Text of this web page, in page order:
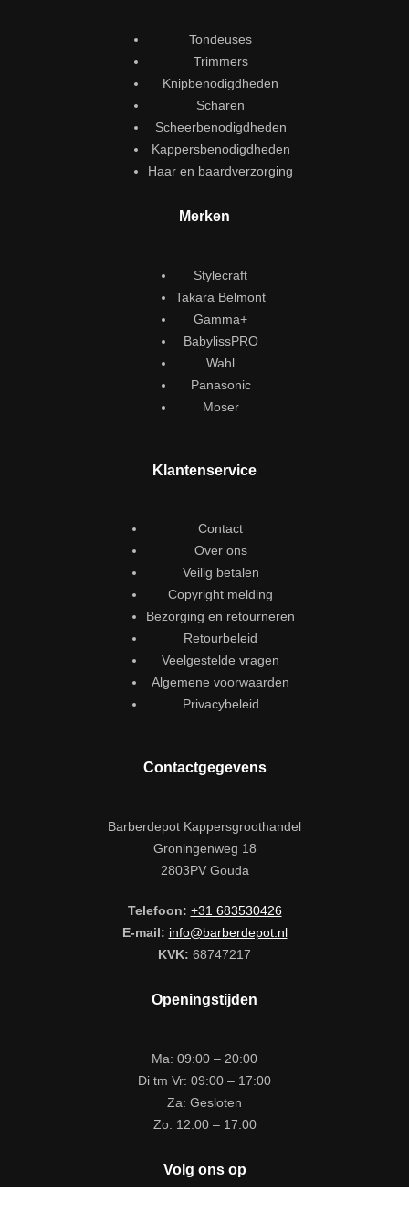
Tondeuses
Trimmers
Knipbenodigdheden
Scharen
Scheerbenodigdheden
Kappersbenodigdheden
Haar en baardverzorging
Merken
Stylecraft
Takara Belmont
Gamma+
BabylissPRO
Wahl
Panasonic
Moser
Klantenservice
Contact
Over ons
Veilig betalen
Copyright melding
Bezorging en retourneren
Retourbeleid
Veelgestelde vragen
Algemene voorwaarden
Privacybeleid
Contactgegevens
Barberdepot Kappersgroothandel
Groningenweg 18
2803PV Gouda
Telefoon: +31 683530426
E-mail: info@barberdepot.nl
KVK: 68747217
Openingstijden
Ma: 09:00 – 20:00
Di tm Vr: 09:00 – 17:00
Za: Gesloten
Zo: 12:00 – 17:00
Volg ons op